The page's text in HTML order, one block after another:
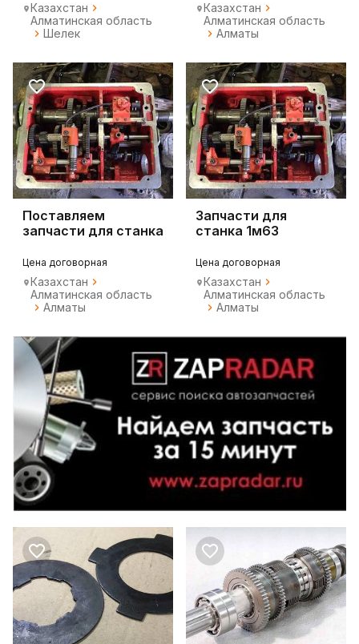
Казахстан
Алматинская область
Шелек
Казахстан
Алматинская область
Алматы
Поставляем
запчасти для станка
Цена договорная
Казахстан
Алматинская область
Алматы
Запчасти для
станка 1м63
Цена договорная
Казахстан
Алматинская область
Алматы